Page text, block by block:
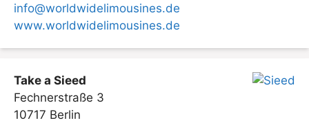
info@worldwidelimousines.de
www.worldwidelimousines.de
Take a Sieed
Fechnerstraße 3
10717 Berlin